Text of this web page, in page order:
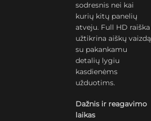
sodresnis nei kai
kurių kitų panelių
atveju. Full HD raiška
užtikrina aiškų vaizdą
su pakankamu
detalių lygiu
kasdienėms
užduotims.
Dažnis ir reagavimo
laikas